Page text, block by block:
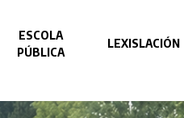
ESCOLA
PÚBLICA
LEXISLACIÓN